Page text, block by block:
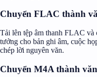
Chuyển FLAC thành
Tải lên tệp âm thanh FLAC và
tưởng cho bản ghi âm, cuộc
chép lời nguyên văn.
Chuyển M4A thành